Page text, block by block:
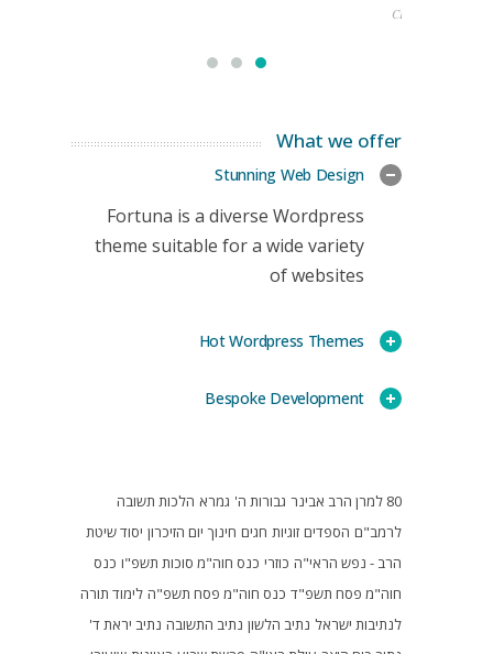
CEO
What we offer
Stunning Web Design
Fortuna is a diverse Wordpress
theme suitable for a wide variety
of websites
Hot Wordpress Themes
Bespoke Development
80 למרן הרב אבינר גבורות ה' גמרא הלכות תשובה
לרמב"ם הספדים זוגיות חגים חינוך יום הזיכרון יסוד שיטת
הרב - נפש הראי"ה כוזרי כנס חוה"מ סוכות תשפ"ו כנס
חוה"מ פסח תשפ"ד כנס חוה"מ פסח תשפ"ה לימוד תורה
לנתיבות ישראל נתיב הלשון נתיב התשובה נתיב יראת ד'